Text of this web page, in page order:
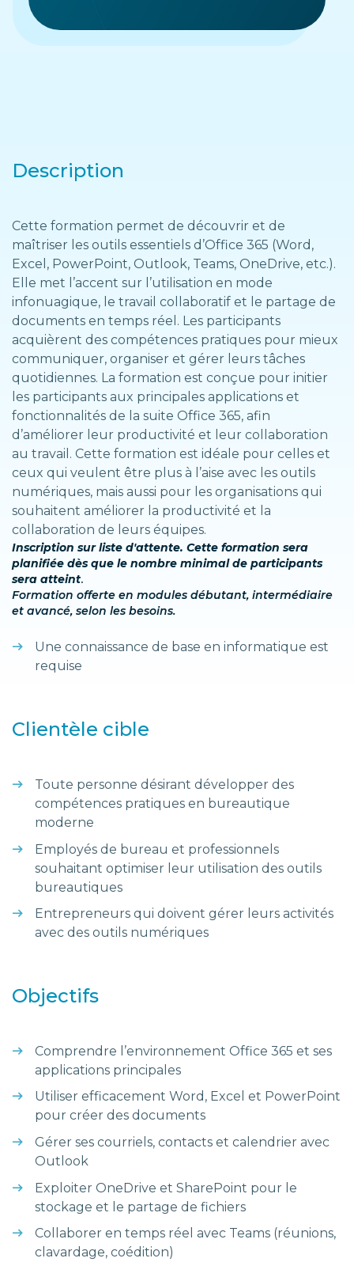
Description
Cette formation permet de découvrir et de
maîtriser les outils essentiels d’Office 365 (Word,
Excel, PowerPoint, Outlook, Teams, OneDrive, etc.).
Elle met l’accent sur l’utilisation en mode
infonuagique, le travail collaboratif et le partage de
documents en temps réel. Les participants
acquièrent des compétences pratiques pour mieux
communiquer, organiser et gérer leurs tâches
quotidiennes. La formation est conçue pour initier
les participants aux principales applications et
fonctionnalités de la suite Office 365, afin
d’améliorer leur productivité et leur collaboration
au travail. Cette formation est idéale pour celles et
ceux qui veulent être plus à l’aise avec les outils
numériques, mais aussi pour les organisations qui
souhaitent améliorer la productivité et la
collaboration de leurs équipes.
Inscription sur liste d'attente. Cette formation sera
planifiée dès que le nombre minimal de participants
sera atteint.
Formation offerte en modules débutant, intermédiaire
et avancé, selon les besoins.
Une connaissance de base en informatique est
requise
Clientèle cible
Toute personne désirant développer des
compétences pratiques en bureautique
moderne
Employés de bureau et professionnels
souhaitant optimiser leur utilisation des outils
bureautiques
Entrepreneurs qui doivent gérer leurs activités
avec des outils numériques
Objectifs
Comprendre l’environnement Office 365 et ses
applications principales
Utiliser efficacement Word, Excel et PowerPoint
pour créer des documents
Gérer ses courriels, contacts et calendrier avec
Outlook
Exploiter OneDrive et SharePoint pour le
stockage et le partage de fichiers
Collaborer en temps réel avec Teams (réunions,
clavardage, coédition)